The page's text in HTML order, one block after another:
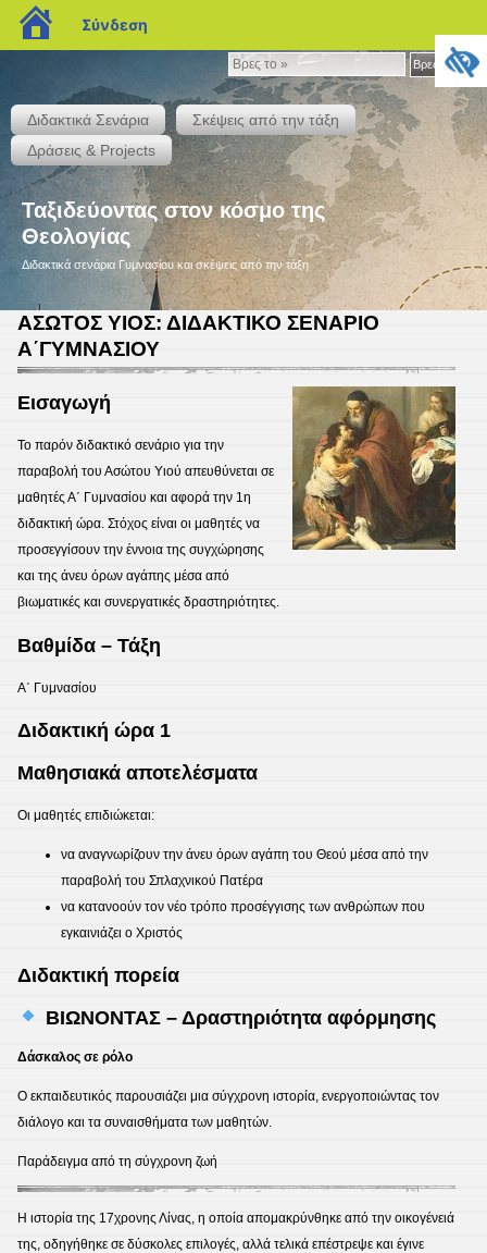
Βρες
το
»
Βρες το »
Διδακτικά Σενάρια
Σκέψεις από την τάξη
Δράσεις & Projects
Ταξιδεύοντας στον κόσμο της
Θεολογίας
Διδακτικά σενάρια Γυμνασίου και σκέψεις από την τάξη
ΑΣΩΤΟΣ ΥΙΟΣ: ΔΙΔΑΚΤΙΚΟ ΣΕΝΑΡΙΟ
Α΄ΓΥΜΝΑΣΙΟΥ
Εισαγωγή
Το παρόν διδακτικό σενάριο για την
παραβολή του Ασώτου Υιού απευθύνεται σε
μαθητές Α΄ Γυμνασίου και αφορά την 1η
διδακτική ώρα. Στόχος είναι οι μαθητές να
προσεγγίσουν την έννοια της συγχώρησης
και της άνευ όρων αγάπης μέσα από
βιωματικές και συνεργατικές δραστηριότητες.
Βαθμίδα – Τάξη
Α΄ Γυμνασίου
Διδακτική ώρα 1
Μαθησιακά αποτελέσματα
Οι μαθητές επιδιώκεται:
να αναγνωρίζουν την άνευ όρων αγάπη του Θεού μέσα από την
παραβολή του Σπλαχνικού Πατέρα
να κατανοούν τον νέο τρόπο προσέγγισης των ανθρώπων που
εγκαινιάζει ο Χριστός
Διδακτική πορεία
ΒΙΩΝΟΝΤΑΣ – Δραστηριότητα αφόρμησης
Δάσκαλος σε ρόλο
Ο εκπαιδευτικός παρουσιάζει μια σύγχρονη ιστορία, ενεργοποιώντας τον
διάλογο και τα συναισθήματα των μαθητών.
Παράδειγμα από τη σύγχρονη ζωή
Η ιστορία της 17χρονης Λίνας, η οποία απομακρύνθηκε από την οικογένειά
της, οδηγήθηκε σε δύσκολες επιλογές, αλλά τελικά επέστρεψε και έγινε
blogs.sch.gr
Σύνδεση